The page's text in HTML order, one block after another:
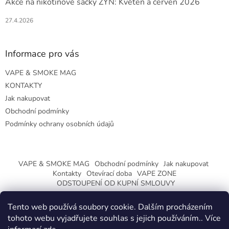
Tento web používá soubory cookie. Dalším procházením
tohoto webu vyjadřujete souhlas s jejich používáním.. Více
27.4.2026
Informace pro vás
VAPE & SMOKE MAG
KONTAKTY
Jak nakupovat
Obchodní podmínky
Podmínky ochrany osobních údajů
VAPE & SMOKE MAG Obchodní podmínky Jak nakupovat
Kontakty Otevírací doba VAPE ZONE
ODSTOUPENÍ OD KUPNÍ SMLOUVY